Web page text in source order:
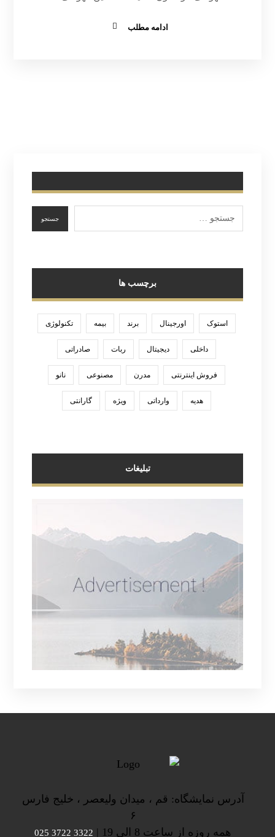
ادامه مطلب
برچسب ها
استوک اورجینال برند بیمه تکنولوژی
داخلی دیجیتال ربات صادراتی
فروش اینترنتی مدرن مصنوعی نانو
هدیه وارداتی ویژه گارانتی
تبلیغات
آدرس نمایشگاه: قم ، میدان ولیعصر ، خلیج فارس
۶
همه روزه از ساعت 8 الی 19 |
3322 3722 025